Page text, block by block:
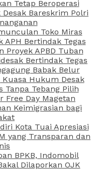
Tetap Beroperasi
Bareskrim Polri
Toko Miras
APH Bertindak Tegas
Proyek APBD Tuban
Bertindak Tegas
Babak Belur
Hukum Desak
Tanpa Tebang Pilih
Free Day Magetan
Keimigrasian bagi
Kota Tuai Apresiasi
yang Transparan dan
BPKB, Indomobil
Dilaporkan OJK